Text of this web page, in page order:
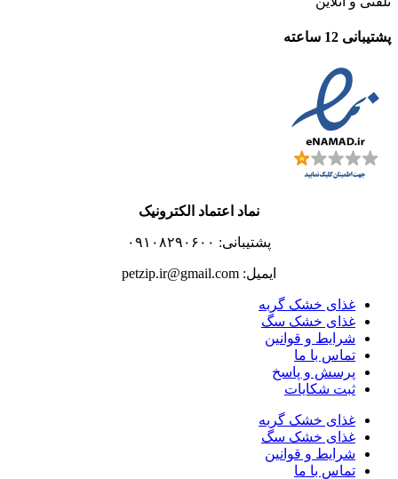
پشتیبانی 12 ساعته
نماد اعتماد الکترونیک
پشتیبانی: ۰۹۱۰۸۲۹۰۶۰۰
ایمیل: petzip.ir@gmail.com
غذای خشک گربه
غذای خشک سگ
شرایط و قوانین
تماس با ما
پرسش و پاسخ
ثبت شکایات
غذای خشک گربه
غذای خشک سگ
شرایط و قوانین
تماس با ما